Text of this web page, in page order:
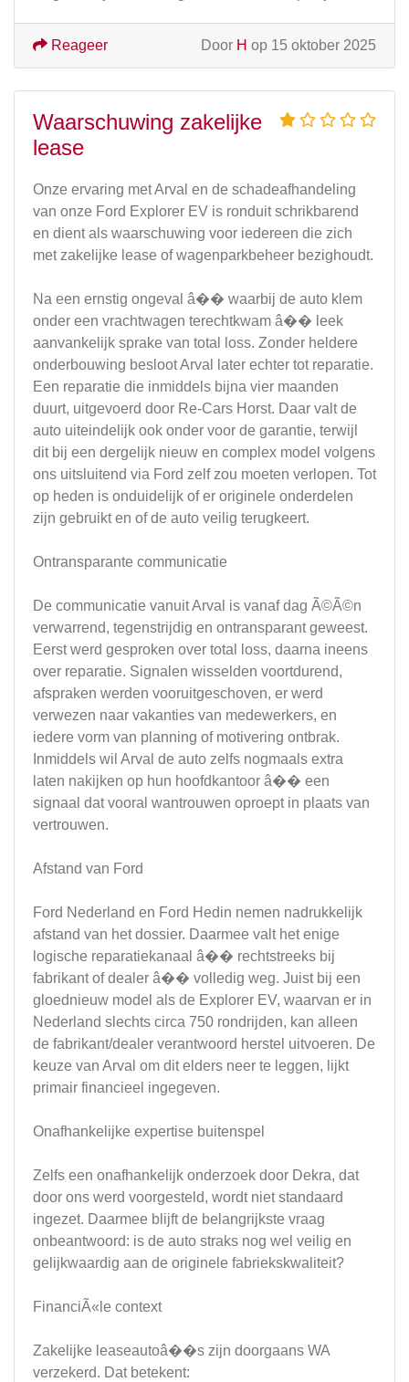
Door H op 15 oktober 2025
Reageer
Waarschuwing zakelijke
lease
Onze ervaring met Arval en de schadeafhandeling
van onze Ford Explorer EV is ronduit schrikbarend
en dient als waarschuwing voor iedereen die zich
met zakelijke lease of wagenparkbeheer bezighoudt.
Na een ernstig ongeval â�� waarbij de auto klem
onder een vrachtwagen terechtkwam â�� leek
aanvankelijk sprake van total loss. Zonder heldere
onderbouwing besloot Arval later echter tot reparatie.
Een reparatie die inmiddels bijna vier maanden
duurt, uitgevoerd door Re-Cars Horst. Daar valt de
auto uiteindelijk ook onder voor de garantie, terwijl
dit bij een dergelijk nieuw en complex model volgens
ons uitsluitend via Ford zelf zou moeten verlopen. Tot
op heden is onduidelijk of er originele onderdelen
zijn gebruikt en of de auto veilig terugkeert.
Ontransparante communicatie
De communicatie vanuit Arval is vanaf dag Ã©Ã©n
verwarrend, tegenstrijdig en ontransparant geweest.
Eerst werd gesproken over total loss, daarna ineens
over reparatie. Signalen wisselden voortdurend,
afspraken werden vooruitgeschoven, er werd
verwezen naar vakanties van medewerkers, en
iedere vorm van planning of motivering ontbrak.
Inmiddels wil Arval de auto zelfs nogmaals extra
laten nakijken op hun hoofdkantoor â�� een
signaal dat vooral wantrouwen oproept in plaats van
vertrouwen.
Afstand van Ford
Ford Nederland en Ford Hedin nemen nadrukkelijk
afstand van het dossier. Daarmee valt het enige
logische reparatiekanaal â�� rechtstreeks bij
fabrikant of dealer â�� volledig weg. Juist bij een
gloednieuw model als de Explorer EV, waarvan er in
Nederland slechts circa 750 rondrijden, kan alleen
de fabrikant/dealer verantwoord herstel uitvoeren. De
keuze van Arval om dit elders neer te leggen, lijkt
primair financieel ingegeven.
Onafhankelijke expertise buitenspel
Zelfs een onafhankelijk onderzoek door Dekra, dat
door ons werd voorgesteld, wordt niet standaard
ingezet. Daarmee blijft de belangrijkste vraag
onbeantwoord: is de auto straks nog wel veilig en
gelijkwaardig aan de originele fabriekskwaliteit?
FinanciÃ«le context
Zakelijke leaseautoâ��s zijn doorgaans WA
verzekerd. Dat betekent: